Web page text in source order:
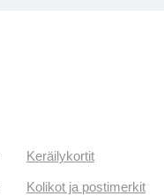
Keräilykortit
Kolikot ja postimerkit